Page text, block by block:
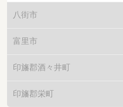
八街市
富里市
印旛郡酒々井町
印旛郡栄町